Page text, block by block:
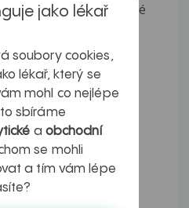
se nechat očkovat své
ockovana na
7 mesicu,ted nam...
zeptat zda očkování
látkou...
Plánuji se v
jako lékař
soubory cookies,
lékař, který se
mohl co nejlépe
sbíráme
a obchodní
se mohli
a tím vám lépe